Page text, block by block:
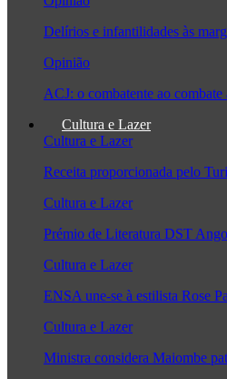
Delírios e infantilidades às
Opinião
ACJ: o combatente ao combate
Cultura e Lazer
Cultura e Lazer
Receita proporcionada pelo
Cultura e Lazer
Prémio de Literatura DST
Cultura e Lazer
ENSA une-se à estilista Rose
Cultura e Lazer
Ministra considera Maiombe